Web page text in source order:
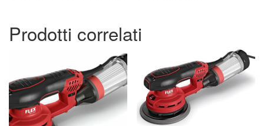
Prodotti correlati